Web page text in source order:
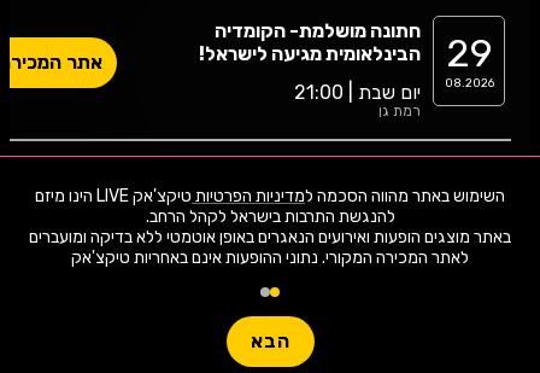
השימוש באתר מהווה הסכמה למדיניות הפרטיות
טיקצ'אק LIVE הינו מיזם
באתר מוצגים הופעות ואירועים הנאגרים באופן אוטמטי ללא בדיקה ומועברים
לאתר המכירה המקורי. נתוני ההופעות אינם באחריות טיקצ'אק
הבא
29
08.2026
חתונה מושלמת- הקומדיה
הבינלאומית מגיעה לישראל!
יום שבת | 21:00
רמת גן
אתר המכירה
31
08.2026
חתונה מושלמת- הקומדיה
הבינלאומית מגיעה לישראל!
יום שני | 20:30
חתונה מושלמת- הקומדיה